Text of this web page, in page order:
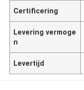
Certificering
Levering vermoge
n
Levertijd